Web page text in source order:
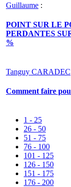
Guillaume :
POINT SUR LE
PERDANTES
%
Tanguy CARADEC
Comment faire
1 - 25
26 - 50
51 - 75
76 - 100
101 - 125
126 - 150
151 - 175
176 - 200